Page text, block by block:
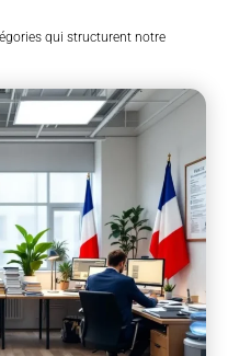
qui structurent notre